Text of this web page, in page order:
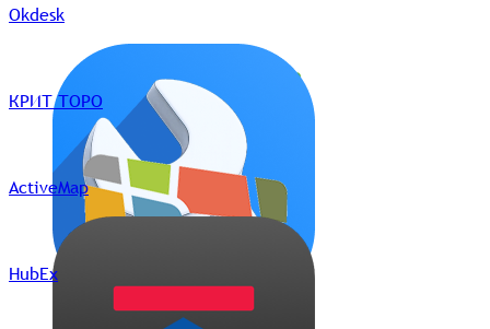
Okdesk
КРИТ ТОРО
ActiveMap
HubEx